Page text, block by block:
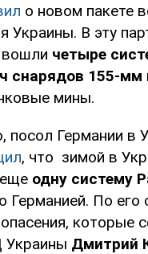
о новом пакете
Украины. В эту
вошли четыре
снарядов 155-мм
мины.
посол Германии в
, что зимой в
одну систему
Германией. По его
которые
Дмитрий